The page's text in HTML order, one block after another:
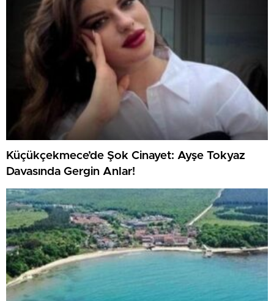
Küçükçekmece’de Şok Cinayet: Ayşe Tokyaz
Davasında Gergin Anlar!